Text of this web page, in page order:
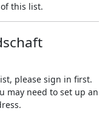
this list.
please sign in first.
may need to set up an